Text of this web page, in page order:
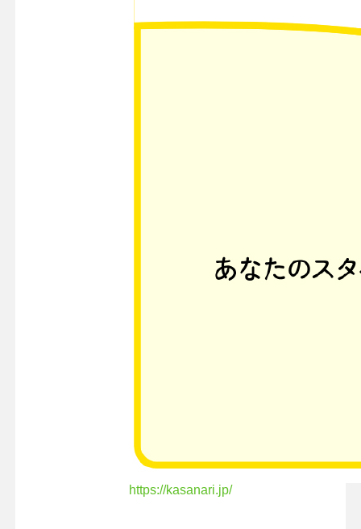
https://kasanari.jp/